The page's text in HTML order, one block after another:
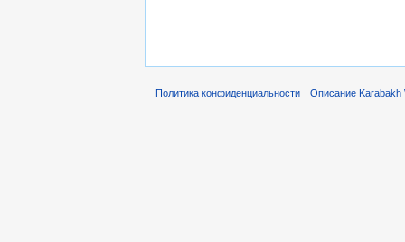
Политика конфиденциальности Описание Karabakh